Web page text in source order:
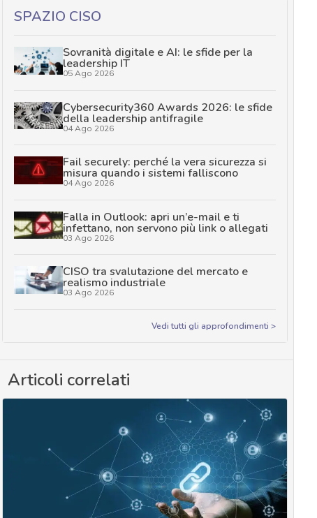
SPAZIO CISO
Sovranità digitale e AI: le sfide per la
leadership IT
05 Ago 2026
Cybersecurity360 Awards 2026: le sfide
della leadership antifragile
04 Ago 2026
Fail securely: perché la vera sicurezza si
misura quando i sistemi falliscono
04 Ago 2026
Falla in Outlook: apri un’e-mail e ti
infettano, non servono più link o allegati
03 Ago 2026
CISO tra svalutazione del mercato e
realismo industriale
03 Ago 2026
Vedi tutti gli approfondimenti >
Articoli correlati